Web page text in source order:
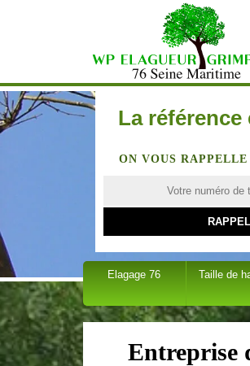
La référence
ON VOUS
Elagage 76 Taille de
Entreprise